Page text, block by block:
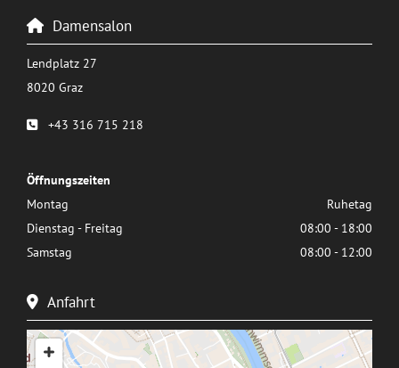
 Damensalon
Lendplatz 27
8020 Graz
 +43 316 715 218
Öffnungszeiten
Montag
Ruhetag
Dienstag - Freitag
08:00 - 18:00
Samstag
08:00 - 12:00
 Anfahrt